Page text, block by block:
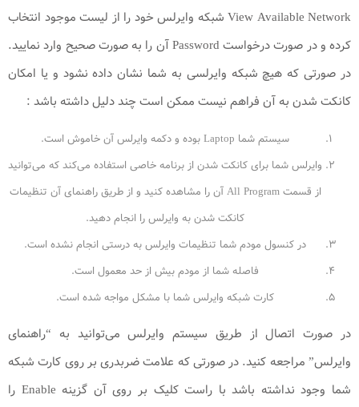
View Available Network شبکه وایرلس خود را از لیست موجود انتخاب
کرده و در صورت درخواست Password آن را به صورت صحیح وارد نمایید.
در صورتی که هیچ شبکه وایرلسی به شما نشان داده نشود و یا امکان
کانکت شدن به آن فراهم نیست ممکن است چند دلیل داشته باشد :
سیستم شما Laptop بوده و دکمه وایرلس آن خاموش است.
وایرلس شما برای کانکت شدن از برنامه خاصی استفاده می‌کند که می‌توانید
از قسمت All Program آن را مشاهده کنید و از طریق راهنمای آن تنظیمات
کانکت شدن به وایرلس را انجام دهید.
در کنسول مودم شما تنظیمات وایرلس به درستی انجام نشده است.
فاصله شما از مودم بیش از حد معمول است.
کارت شبکه وایرلس شما با مشکل مواجه شده است.
در صورت اتصال از طریق سیستم وایرلس می‌توانید به “راهنمای
وایرلس” مراجعه کنید. در صورتی که علامت ضربدری بر روی کارت شبکه
شما وجود نداشته باشد با راست کلیک بر روی آن گزینه Enable را